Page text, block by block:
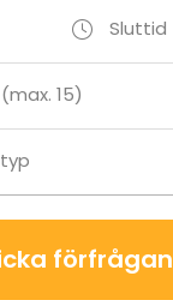
Sluttid
15)
förfrågan